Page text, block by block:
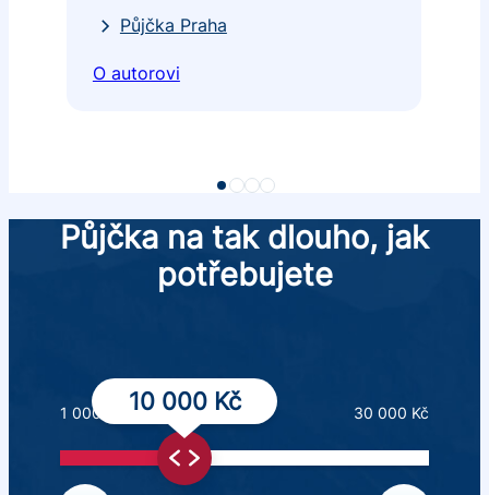
Půjčka Praha
O autorovi
Půjčka na tak dlouho, jak
potřebujete
10 000 Kč
1 000 Kč 30 000 Kč